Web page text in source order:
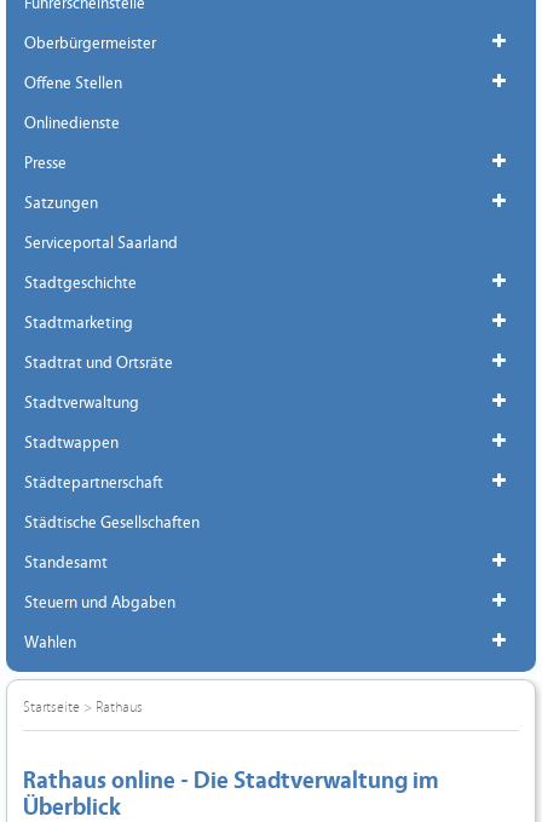
Oberbürgermeister
Offene Stellen
Onlinedienste
Presse
Satzungen
Serviceportal Saarland
Stadtgeschichte
Stadtmarketing
Stadtrat und Ortsräte
Stadtverwaltung
Stadtwappen
Städtepartnerschaft
Städtische Gesellschaften
Standesamt
Steuern und Abgaben
Wahlen
Startseite > Rathaus
Rathaus online - Die Stadtverwaltung im
Überblick